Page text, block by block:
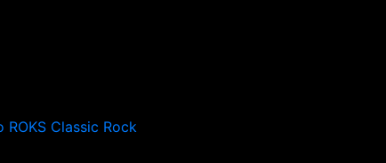
ROKS Classic Rock